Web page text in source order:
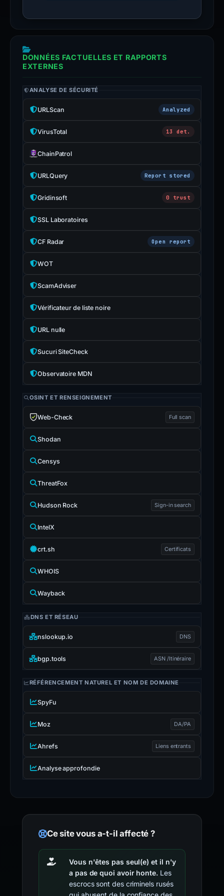
DONNÉES FACTUELLES ET RAPPORTS
EXTERNES
ANALYSE DE SÉCURITÉ
URLScan Analyzed
VirusTotal 13 det.
ChainPatrol
URLQuery Report stored
Gridinsoft 0 trust
SSL Laboratoires
CF Radar Open report
WOT
ScamAdviser
Vérificateur de liste noire
URL nulle
Sucuri SiteCheck
Observatoire MDN
OSINT ET RENSEIGNEMENT
Web-Check Full scan
Shodan
Censys
ThreatFox
Hudson Rock Sign-in search
IntelX
crt.sh Certificats
WHOIS
Wayback
DNS ET RÉSEAU
nslookup.io DNS
bgp.tools ASN /Itinéraire
RÉFÉRENCEMENT NATUREL ET NOM DE DOMAINE
SpyFu
Moz DA/PA
Ahrefs Liens entrants
Analyse approfondie
Ce site vous a-t-il affecté ?
Vous n'êtes pas seul(e) et il n'y
a pas de quoi avoir honte.Les
escrocs sont des criminels rusés